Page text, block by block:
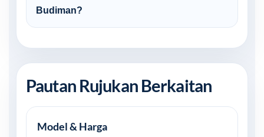
Budiman?
Pautan Rujukan Berkaitan
Model & Harga